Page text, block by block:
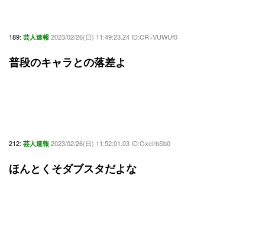
189: 芸人速報 2023/02/26(日) 11:49:23.24 ID:CR+VUWUf0
普段のキャラとの落差よ
212: 芸人速報 2023/02/26(日) 11:52:01.03 ID:GxcirbSb0
ほんとくそダブスタだよな